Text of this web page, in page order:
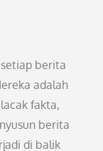
berita
adalah
fakta,
berita
di balik